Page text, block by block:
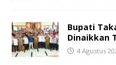
Bupati
Dinaikkan
4 Agustus